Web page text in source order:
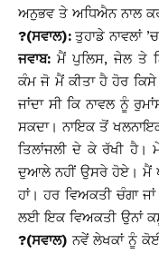
ਅਨੁਭਵ ਤੇ ਅਧਿਐਨ ਨਾਲ
?(ਸਵਾਲ): ਤੁਹਾਡੇ ਨਾਵਲਾਂ
ਜਵਾਬ: ਮੈਂ ਪੁਲਿਸ, ਜੇਲ ਤੇ
ਕੰਮ ਜੋ ਮੈਂ ਕੀਤਾ ਹੈ ਹੋਰ
ਜਾਂਦਾ ਸੀ ਕਿ ਨਾਵਲ ਨੂੰ
ਸਕਦਾ। ਨਾਇਕ ਤੋਂ
ਤਿਲਾਂਜਲੀ ਦੇ ਕੇ ਰੱਖੀ ਹੈ।
ਦੁਆਲੇ ਨਹੀਂ ਉਸਰੇ ਹੋਏ। ਮੈਂ
ਹਾਂ। ਹਰ ਵਿਅਕਤੀ ਚੰਗਾ ਜਾਂ
ਲਈ ਇਕ ਵਿਅਕਤੀ ਉਨਾਂ
?(ਸਵਾਲ) ਨਵੇਂ ਲੇਖਕਾਂ ਨੂੰ